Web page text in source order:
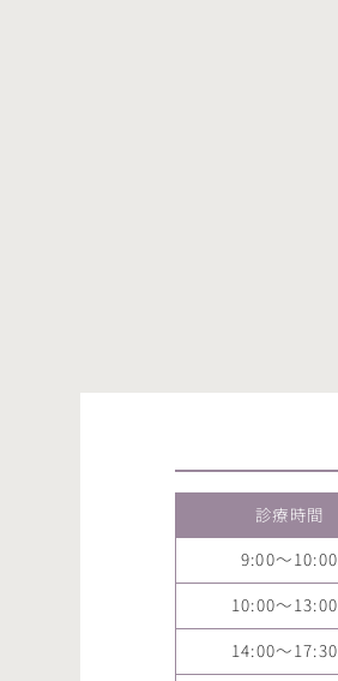
診療時間
9:00～10:00
10:00～13:00
14:00～17:30